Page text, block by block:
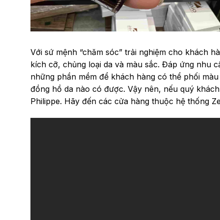
Với sứ mệnh “chăm sóc” trải nghiệm cho khách
kích cỡ, chủng loại da và màu sắc. Đáp ứng nhu
những phần mềm để khách hàng có thể phối
đồng hồ da nào có được. Vậy nên, nếu quý
Philippe. Hãy đến các cửa hàng thuộc hệ thống